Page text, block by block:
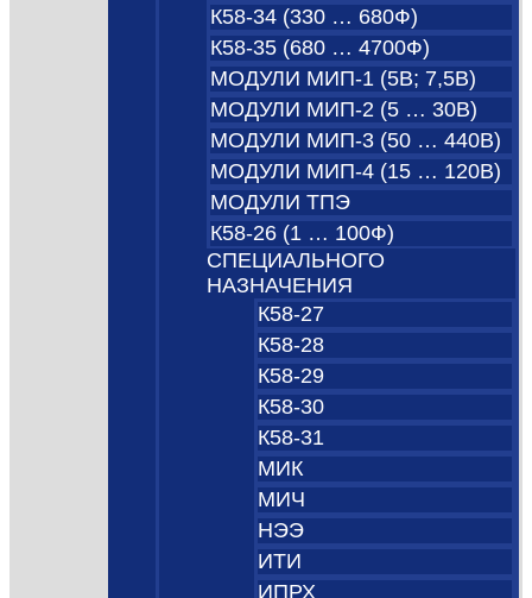
К58-34 (330 … 680Ф)
К58-35 (680 … 4700Ф)
МОДУЛИ МИП-1 (5В; 7,5B)
МОДУЛИ МИП-2 (5 … 30В)
МОДУЛИ МИП-3 (50 … 440В)
МОДУЛИ МИП-4 (15 … 120В)
МОДУЛИ ТПЭ
К58-26 (1 … 100Ф)
СПЕЦИАЛЬНОГО
НАЗНАЧЕНИЯ
К58-27
К58-28
К58-29
К58-30
К58-31
МИК
МИЧ
НЭЭ
ИТИ
ИПРХ